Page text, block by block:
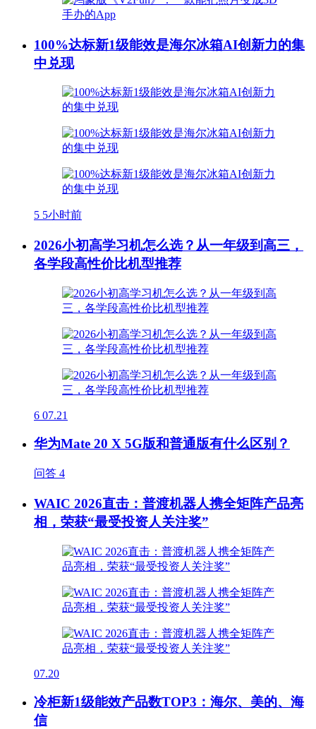
100%达标新1级能效是海尔冰箱AI创新力的集
中兑现
5 5小时前
2026小初高学习机怎么选？从一年级到高三，
各学段高性价比机型推荐
6 07.21
华为Mate 20 X 5G版和普通版有什么区别？
问答 4
WAIC 2026直击：普渡机器人携全矩阵产品亮
相，荣获“最受投资人关注奖”
07.20
冷柜新1级能效产品数TOP3：海尔、美的、海
信